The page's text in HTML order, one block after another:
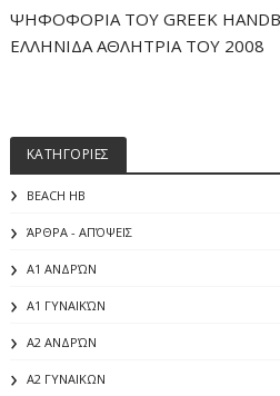
ΨΗΦΟΦΟΡΙΑ ΤΟΥ GREEK
ΕΛΛΗΝΙΔΑ ΑΘΛΗΤΡΙΑ ΤΟΥ 2008
ΚΑΤΗΓΟΡΙΕΣ
BEACH HB
ΆΡΘΡΑ - ΑΠΌΨΕΙΣ
Α1 ΑΝΔΡΏΝ
Α1 ΓΥΝΑΙΚΏΝ
Α2 ΑΝΔΡΏΝ
Α2 ΓΥΝΑΙΚΩΝ